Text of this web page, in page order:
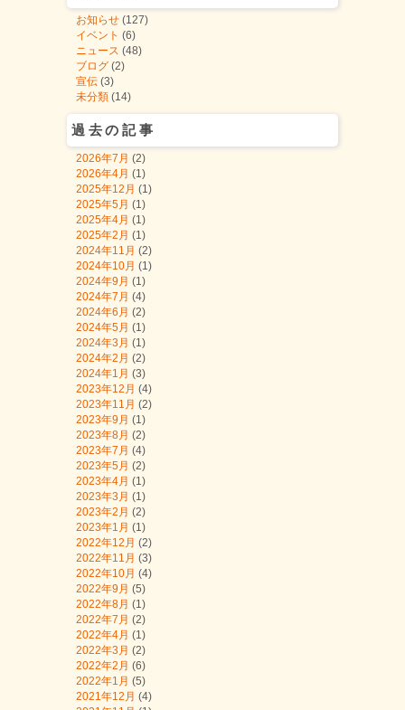
お知らせ (127)
イベント (6)
ニュース (48)
ブログ (2)
宣伝 (3)
未分類 (14)
過去の記事
2026年7月 (2)
2026年4月 (1)
2025年12月 (1)
2025年5月 (1)
2025年4月 (1)
2025年2月 (1)
2024年11月 (2)
2024年10月 (1)
2024年9月 (1)
2024年7月 (4)
2024年6月 (2)
2024年5月 (1)
2024年3月 (1)
2024年2月 (2)
2024年1月 (3)
2023年12月 (4)
2023年11月 (2)
2023年9月 (1)
2023年8月 (2)
2023年7月 (4)
2023年5月 (2)
2023年4月 (1)
2023年3月 (1)
2023年2月 (2)
2023年1月 (1)
2022年12月 (2)
2022年11月 (3)
2022年10月 (4)
2022年9月 (5)
2022年8月 (1)
2022年7月 (2)
2022年4月 (1)
2022年3月 (2)
2022年2月 (6)
2022年1月 (5)
2021年12月 (4)